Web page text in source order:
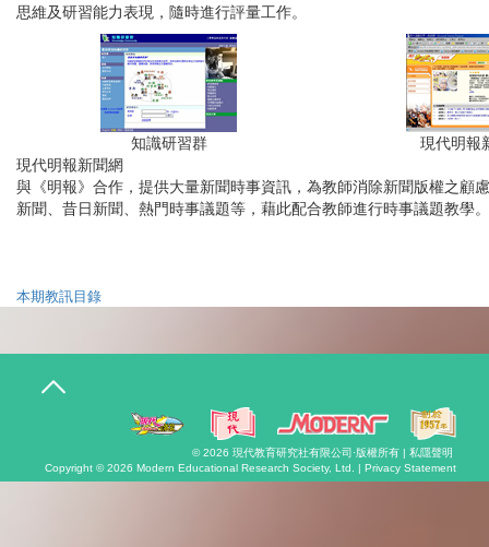
思維及研習能力表現，隨時進行評量工作。
知識研習群
現代明報
現代明報新聞網
與《明報》合作，提供大量新聞時事資訊，為教師消除新聞版權之顧
新聞、昔日新聞、熱門時事議題等，藉此配合教師進行時事議題教學。
本期教訊目錄
T
n
© 2026 現代教育研究社有限公司 ·版權所有 | 私隱聲明
Copyright © 2026 Modern Educational Research Society, Ltd. | Privacy Statement